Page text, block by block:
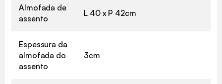
Almofada de
assento
L 40 x P 42cm
Espessura da
almofada do
assento
3cm